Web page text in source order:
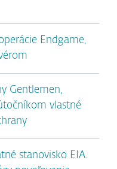
Endgame,
Gentlemen,
vlastné
stanovisko EIA.